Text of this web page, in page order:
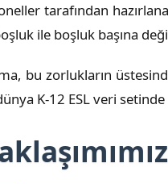
tarafından
ile boşluk başına
bu zorlukların
K-12 ESL veri